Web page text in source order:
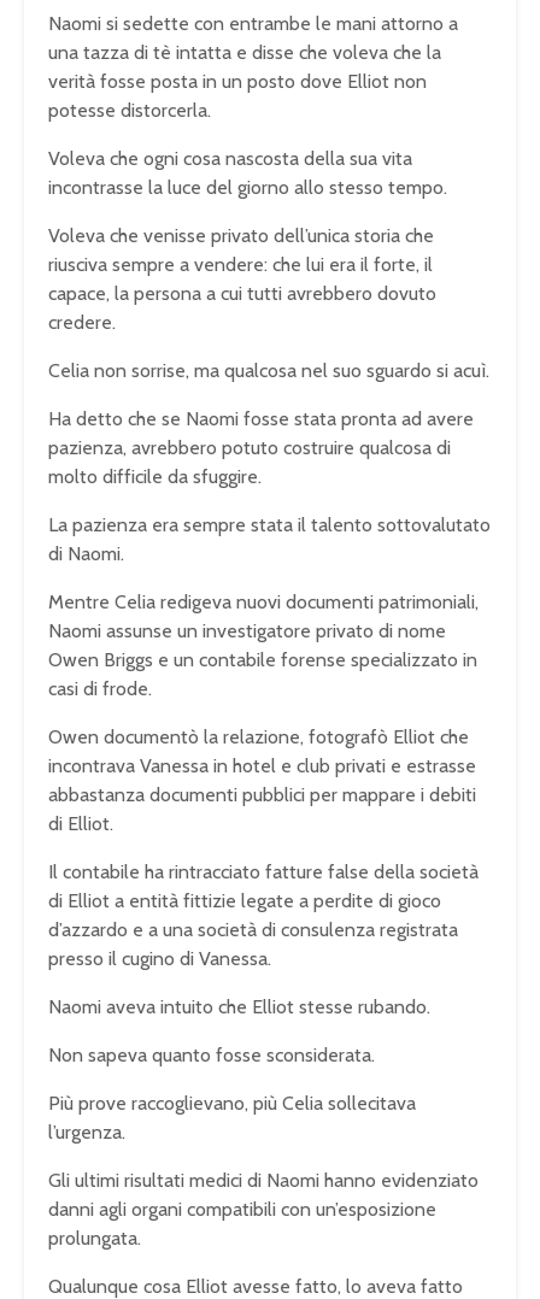
Naomi si sedette con entrambe le mani attorno a
una tazza di tè intatta e disse che voleva che la
verità fosse posta in un posto dove Elliot non
potesse distorcerla.
Voleva che ogni cosa nascosta della sua vita
incontrasse la luce del giorno allo stesso tempo.
Voleva che venisse privato dell’unica storia che
riusciva sempre a vendere: che lui era il forte, il
capace, la persona a cui tutti avrebbero dovuto
credere.
Celia non sorrise, ma qualcosa nel suo sguardo si acuì.
Ha detto che se Naomi fosse stata pronta ad avere
pazienza, avrebbero potuto costruire qualcosa di
molto difficile da sfuggire.
La pazienza era sempre stata il talento sottovalutato
di Naomi.
Mentre Celia redigeva nuovi documenti patrimoniali,
Naomi assunse un investigatore privato di nome
Owen Briggs e un contabile forense specializzato in
casi di frode.
Owen documentò la relazione, fotografò Elliot che
incontrava Vanessa in hotel e club privati e estrasse
abbastanza documenti pubblici per mappare i debiti
di Elliot.
Il contabile ha rintracciato fatture false della società
di Elliot a entità fittizie legate a perdite di gioco
d’azzardo e a una società di consulenza registrata
presso il cugino di Vanessa.
Naomi aveva intuito che Elliot stesse rubando.
Non sapeva quanto fosse sconsiderata.
Più prove raccoglievano, più Celia sollecitava
l’urgenza.
Gli ultimi risultati medici di Naomi hanno evidenziato
danni agli organi compatibili con un’esposizione
prolungata.
Qualunque cosa Elliot avesse fatto, lo aveva fatto